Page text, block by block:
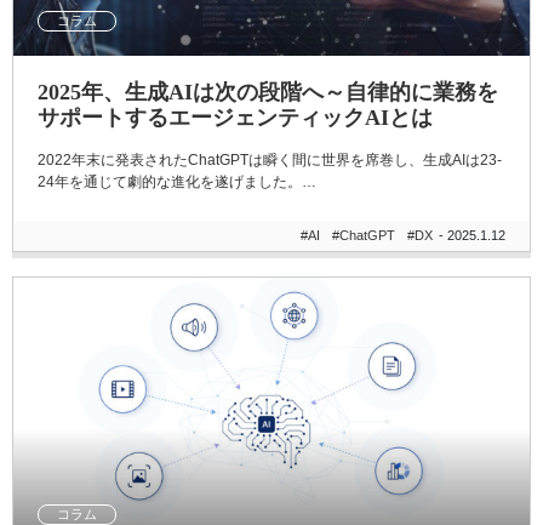
コラム
2025年、生成AIは次の段階へ～自律的に業務を
サポートするエージェンティックAIとは
2022年末に発表されたChatGPTは瞬く間に世界を席巻し、生成AIは23-
24年を通じて劇的な進化を遂げました。…
#AI #ChatGPT #DX - 2025.1.12
コラム